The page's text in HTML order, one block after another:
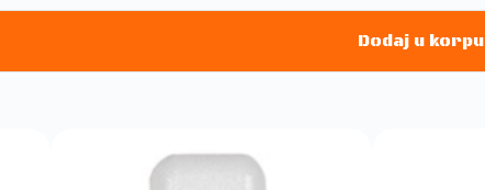
Dodaj u korpu